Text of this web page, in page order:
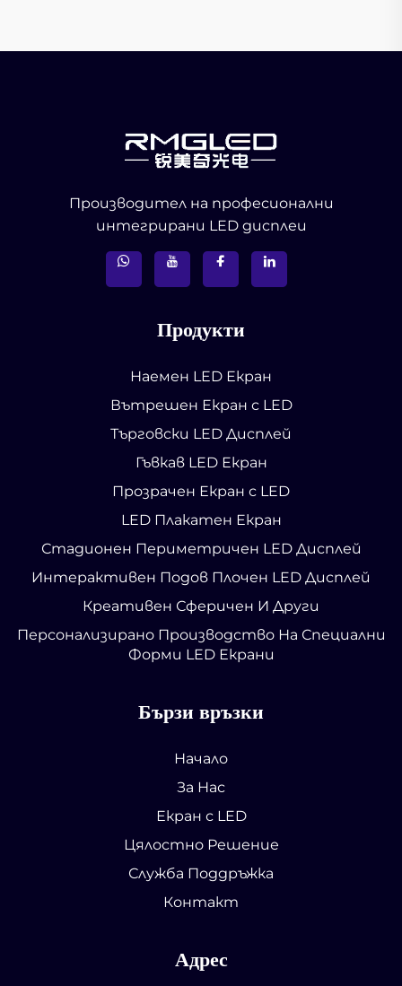
Производител на професионални
интегрирани LED дисплеи
Продукти
Наемен LED Екран
Вътрешен Екран с LED
Търговски LED Дисплей
Гъвкав LED Екран
Прозрачен Екран с LED
LED Плакатен Екран
Стадионен Периметричен LED Дисплей
Интерактивен Подов Плочен LED Дисплей
Креативен Сферичен И Други
Персонализирано Производство На Специални
Форми LED Екрани
Бързи връзки
Начало
За Нас
Екран с LED
Цялостно Решение
Служба Поддръжка
Контакт
Адрес